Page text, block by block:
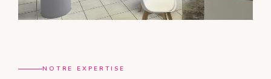
NOTRE EXPERTISE